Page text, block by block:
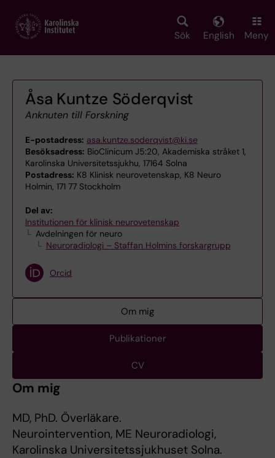
main
Sök English Meny
Åsa Kuntze Söderqvist
Anknuten till Forskning
E-postadress: asa.kuntze.soderqvist@ki.se
Besöksadress: BioClinicum J5:20, Akademiska stråket 1,
Karolinska Universitetssjukhu, 17164 Solna
Postadress: K8 Klinisk neurovetenskap, K8 Neuro
Holmin, 171 77 Stockholm
Del av:
Institutionen för klinisk neurovetenskap
Avdelningen för neuro
Neuroradiologi – Staffan Holmins forskargrupp
Orcid
Om mig
Publikationer
CV
Om mig
MD, PhD. Överläkare.
Neurointervention, ME Neuroradiologi,
Karolinska Universitetssjukhuset Solna.